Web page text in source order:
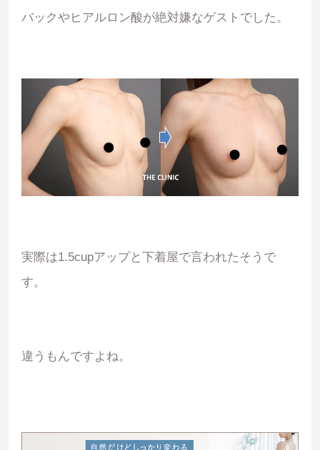
バックやヒアルロン酸が絶対嫌なゲストでした。
実際は1.5cupアップと下着屋で言われたそうで
す。
違うもんですよね。